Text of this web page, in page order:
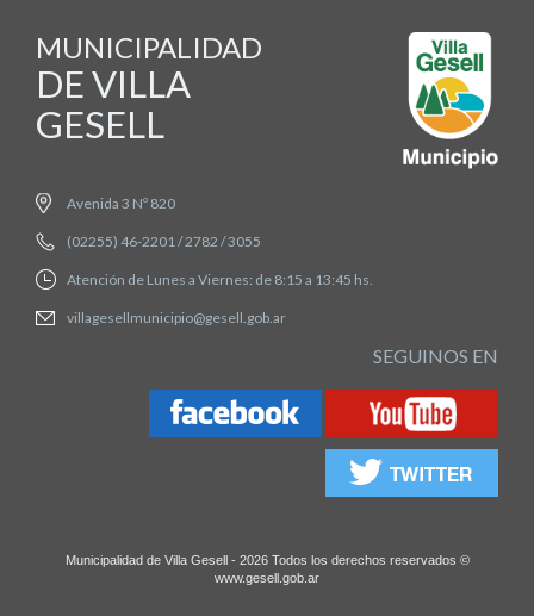
MUNICIPALIDAD
DE VILLA
GESELL
Avenida 3 Nº 820
(02255) 46-2201 / 2782 / 3055
Atención de Lunes a Viernes: de 8:15 a 13:45 hs.
villagesellmunicipio@gesell.gob.ar
SEGUINOS EN
Municipalidad de Villa Gesell - 2026 Todos los derechos reservados ©
www.gesell.gob.ar